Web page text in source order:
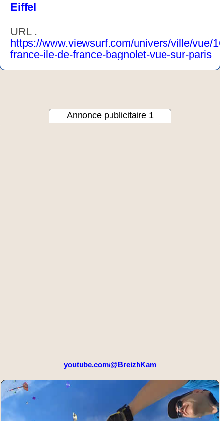
Eiffel
URL :
https://www.viewsurf.com/univers/ville/vue/
france-ile-de-france-bagnolet-vue-sur-paris
Annonce publicitaire 1
youtube.com/@BreizhKam